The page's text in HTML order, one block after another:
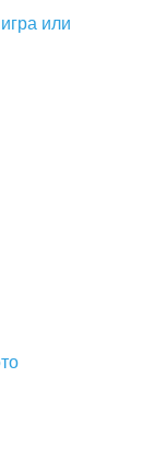
или